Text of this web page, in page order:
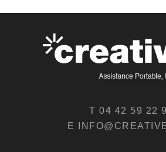
T 04 42 59 22
E